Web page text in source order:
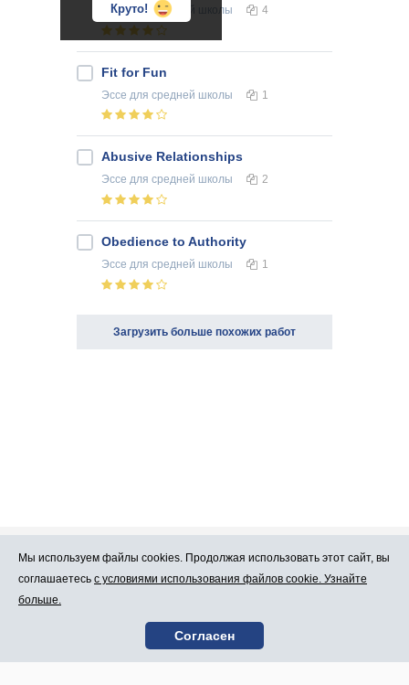
Круто!
Эсседля средней школы 4
Fit for Fun
Эссе для средней школы 1
Abusive Relationships
Эссе для средней школы 2
Obedience to Authority
Эссе для средней школы 1
Загрузить больше похожих работ
Про Atlants.lv Реклама
Контакты
Условия
пользования
Мы используем файлы cookies. Продолжая использовать этот сайт, вы
соглашаетесь с условиями использования файлов cookie. Узнайте
больше.
Согласен